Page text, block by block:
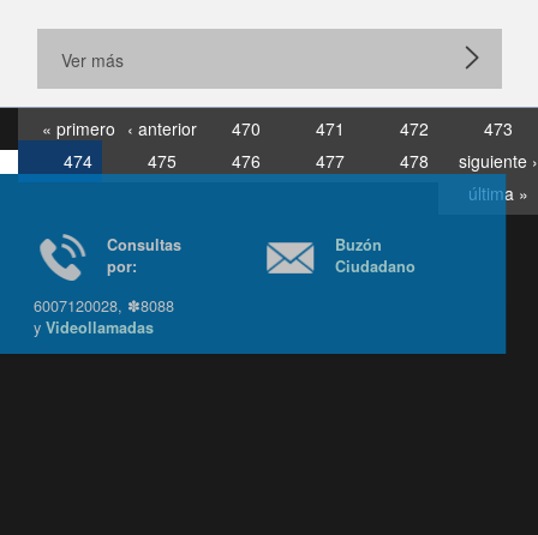
Ver más
« primero ‹ anterior 470 471 472
473
474
475 476 477 478
siguiente ›
última »
Consultas
6007120028, ✽8088
yVideollamadas
Buzón
Ciudadano